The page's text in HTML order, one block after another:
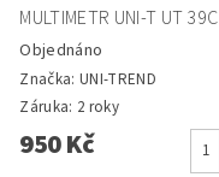
MULTIMETR UNI-T UT 39C
Objednáno
Značka: UNI-TREND
Záruka: 2 roky
950 Kč